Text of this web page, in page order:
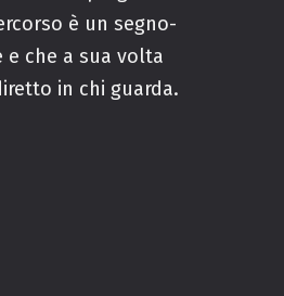
è un segno-
e che a sua volta
in chi guarda.